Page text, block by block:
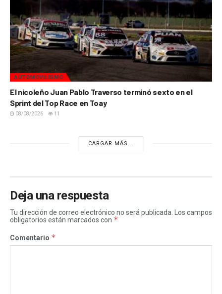
AUTOMOVILISMO
El nicoleño Juan Pablo Traverso terminó sexto en el
Sprint del Top Race en Toay
08/08/2026 11
CARGAR MÁS...
Deja una respuesta
Tu dirección de correo electrónico no será publicada.
Los campos
obligatorios están marcados con *
Comentario *